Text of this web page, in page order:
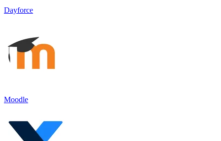
Dayforce
Moodle